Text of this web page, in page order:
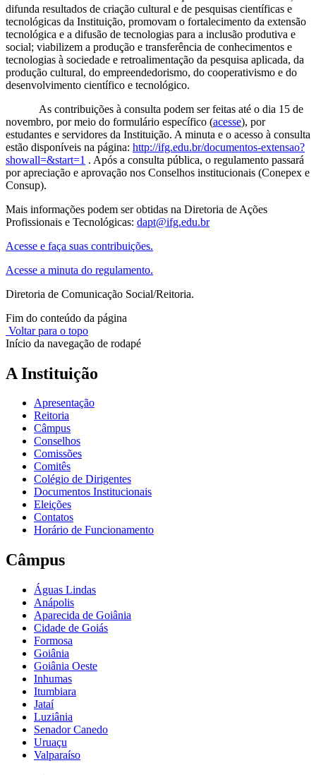
difunda resultados de criação cultural e de pesquisas científicas e
tecnológicas da Instituição, promovam o fortalecimento da extensão
tecnológica e a difusão de tecnologias para a inclusão produtiva e
social; viabilizem a produção e transferência de conhecimentos e
tecnologias à sociedade e retroalimentação da pesquisa aplicada, da
produção cultural, do empreendedorismo, do cooperativismo e do
desenvolvimento científico e tecnológico.
As contribuições à consulta podem ser feitas até o dia 15 de
novembro, por meio do formulário específico (acesse), por
estudantes e servidores da Instituição. A minuta e o acesso à consulta
estão disponíveis na página: http://ifg.edu.br/documentos-extensao?
showall=&start=1 . Após a consulta pública, o regulamento passará
por apreciação e aprovação nos Conselhos institucionais (Conepex e
Consup).
Mais informações podem ser obtidas na Diretoria de Ações
Profissionais e Tecnológicas: dapt@ifg.edu.br
Acesse e faça suas contribuições.
Acesse a minuta do regulamento.
Diretoria de Comunicação Social/Reitoria.
Fim do conteúdo da página
Voltar para o topo
Início da navegação de rodapé
A Instituição
Apresentação
Reitoria
Câmpus
Conselhos
Comissões
Comitês
Colégio de Dirigentes
Documentos Institucionais
Eleições
Contatos
Horário de Funcionamento
Câmpus
Águas Lindas
Anápolis
Aparecida de Goiânia
Cidade de Goiás
Formosa
Goiânia
Goiânia Oeste
Inhumas
Itumbiara
Jataí
Luziânia
Senador Canedo
Uruaçu
Valparaíso